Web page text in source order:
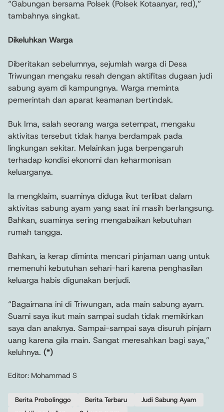
“Gabungan bersama Polsek (Polsek Kotaanyar, red),”
tambahnya singkat.
Dikeluhkan Warga
Diberitakan sebelumnya, sejumlah warga di Desa
Triwungan mengaku resah dengan aktifitas dugaan judi
sabung ayam di kampungnya. Warga meminta
pemerintah dan aparat keamanan bertindak.
Buk Ima, salah seorang warga setempat, mengaku
aktivitas tersebut tidak hanya berdampak pada
lingkungan sekitar. Melainkan juga berpengaruh
terhadap kondisi ekonomi dan keharmonisan
keluarganya.
Ia mengklaim, suaminya diduga ikut terlibat dalam
aktivitas sabung ayam yang saat ini masih berlangsung.
Bahkan, suaminya sering mengabaikan kebutuhan
rumah tangga.
Bahkan, ia kerap diminta mencari pinjaman uang untuk
memenuhi kebutuhan sehari-hari karena penghasilan
keluarga habis digunakan berjudi.
“Bagaimana ini di Triwungan, ada main sabung ayam.
Suami saya ikut main sampai sudah tidak memikirkan
saya dan anaknya. Sampai-sampai saya disuruh pinjam
uang karena gila main. Sangat meresahkan bagi saya,”
keluhnya. (*)
Editor: Mohammad S
Berita Probolinggo Berita Terbaru
Judi Sabung Ayam